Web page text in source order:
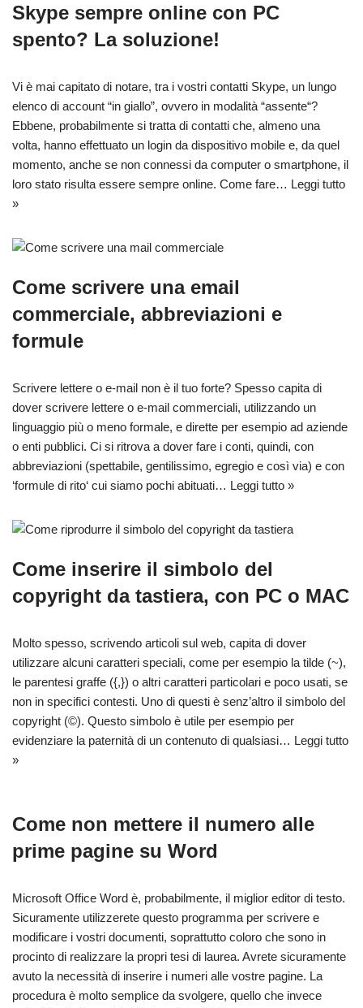
Skype sempre online con PC
spento? La soluzione!
Vi è mai capitato di notare, tra i vostri contatti Skype, un lungo
elenco di account “in giallo”, ovvero in modalità “assente“?
Ebbene, probabilmente si tratta di contatti che, almeno una
volta, hanno effettuato un login da dispositivo mobile e, da quel
momento, anche se non connessi da computer o smartphone, il
loro stato risulta essere sempre online. Come fare… Leggi tutto
»
Come scrivere una email
commerciale, abbreviazioni e
formule
Scrivere lettere o e-mail non è il tuo forte? Spesso capita di
dover scrivere lettere o e-mail commerciali, utilizzando un
linguaggio più o meno formale, e dirette per esempio ad aziende
o enti pubblici. Ci si ritrova a dover fare i conti, quindi, con
abbreviazioni (spettabile, gentilissimo, egregio e così via) e con
‘formule di rito‘ cui siamo pochi abituati… Leggi tutto »
Come inserire il simbolo del
copyright da tastiera, con PC o MAC
Molto spesso, scrivendo articoli sul web, capita di dover
utilizzare alcuni caratteri speciali, come per esempio la tilde (~),
le parentesi graffe ({,}) o altri caratteri particolari e poco usati, se
non in specifici contesti. Uno di questi è senz’altro il simbolo del
copyright (©). Questo simbolo è utile per esempio per
evidenziare la paternità di un contenuto di qualsiasi… Leggi tutto
»
Come non mettere il numero alle
prime pagine su Word
Microsoft Office Word è, probabilmente, il miglior editor di testo.
Sicuramente utilizzerete questo programma per scrivere e
modificare i vostri documenti, soprattutto coloro che sono in
procinto di realizzare la propri tesi di laurea. Avrete sicuramente
avuto la necessità di inserire i numeri alle vostre pagine. La
procedura è molto semplice da svolgere, quello che invece